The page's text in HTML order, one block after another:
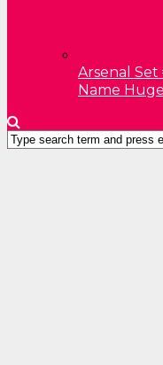
Arsenal Set
Name